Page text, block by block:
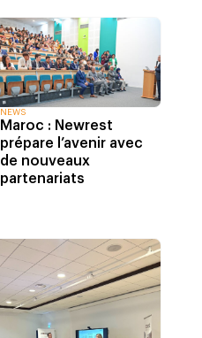
NEWS
Maroc : Newrest
prépare l’avenir avec
de nouveaux
partenariats